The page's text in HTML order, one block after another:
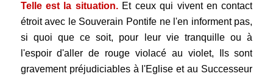
Telle est la situation.Et ceux qui vivent en contact
étroit avec le Souverain Pontife ne l'en informent pas,
si quoi que ce soit, pour leur vie tranquille ou à
l'espoir d'aller de rouge violacé au violet, Ils sont
gravement préjudiciables à l'Eglise et au Successeur